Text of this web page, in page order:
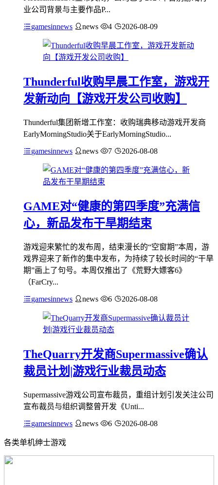
业公司背景与主要作品P...
gamesinnews news 4 2026-08-09
Thunderful收购早晨工作室，游戏开
发新动向【游戏开发公司收购】
Thunderful集团新增工作室：收购瑞典移动游戏开发商
EarlyMorningStudio关于EarlyMorningStudio...
gamesinnews news 7 2026-08-08
GAME对“健康的第四季度”充满信
心，新品发布干旱期结束
游戏迎来繁忙的发布周，结束漫长的“空窗期”本周，游
戏界迎来了新作的集中发布，为持续了较长时间的“干旱
期”画上了句号。本周仅推出了《荒野大嫖客6》
（FarCry...
gamesinnews news 6 2026-08-08
TheQuarry开发商Supermassive确认
裁员计划|游戏行业裁员动态
Supermassive游戏公司宣布裁员，重组计划引发关注公司
宣布裁员与组织调整曾开发《Unti...
gamesinnews news 6 2026-08-08
各类单机绅士游戏